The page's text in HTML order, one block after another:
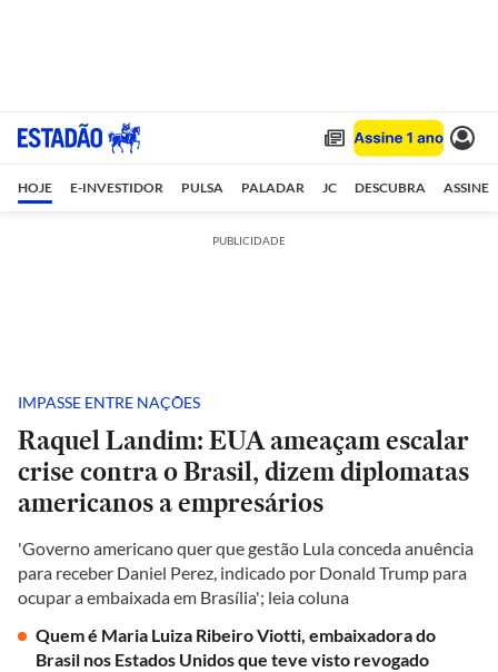
HOJE E-INVESTIDOR PULSA PALADAR JC DESCUBRA ASSINE
PUBLICIDADE
IMPASSE ENTRE NAÇÕES
Raquel Landim: EUA ameaçam escalar
crise contra o Brasil, dizem diplomatas
americanos a empresários
'Governo americano quer que gestão Lula conceda anuência
para receber Daniel Perez, indicado por Donald Trump para
ocupar a embaixada em Brasília'; leia coluna
Quem é Maria Luiza Ribeiro Viotti, embaixadora do
Brasil nos Estados Unidos que teve visto revogado